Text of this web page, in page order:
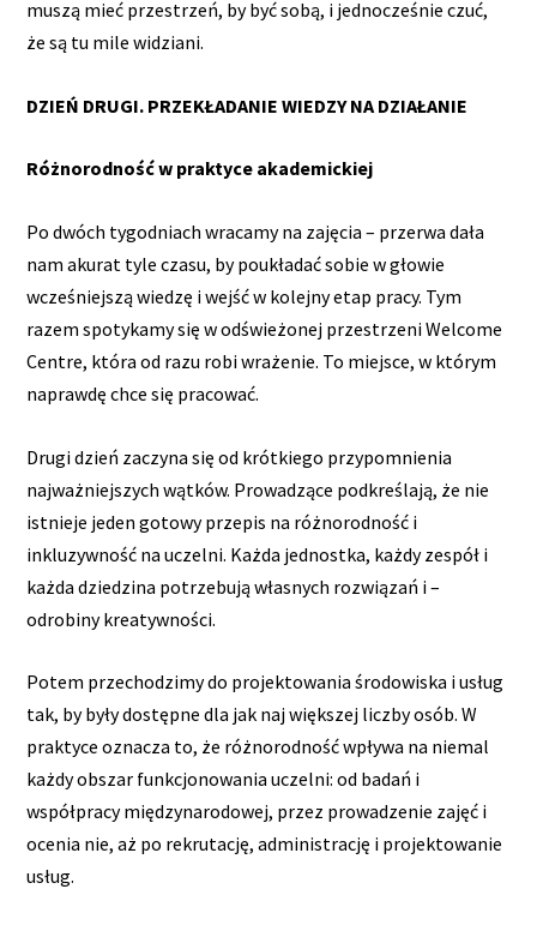
muszą mieć przestrzeń, by być sobą, i jednocześnie czuć,
że są tu mile widziani.
DZIEŃ DRUGI. PRZEKŁADANIE WIEDZY NA DZIAŁANIE
Różnorodność w praktyce akademickiej
Po dwóch tygodniach wracamy na zajęcia – przerwa dała
nam akurat tyle czasu, by poukładać sobie w głowie
wcześniejszą wiedzę i wejść w kolejny etap pracy. Tym
razem spotykamy się w odświeżonej przestrzeni Welcome
Centre, która od razu robi wrażenie. To miejsce, w którym
naprawdę chce się pracować.
Drugi dzień zaczyna się od krótkiego przypomnienia
najważniejszych wątków. Prowadzące podkreślają, że nie
istnieje jeden gotowy przepis na różnorodność i
inkluzywność na uczelni. Każda jednostka, każdy zespół i
każda dziedzina potrzebują własnych rozwiązań i –
odrobiny kreatywności.
Potem przechodzimy do projektowania środowiska i usług
tak, by były dostępne dla jak naj większej liczby osób. W
praktyce oznacza to, że różnorodność wpływa na niemal
każdy obszar funkcjonowania uczelni: od badań i
współpracy międzynarodowej, przez prowadzenie zajęć i
ocenia nie, aż po rekrutację, administrację i projektowanie
usług.